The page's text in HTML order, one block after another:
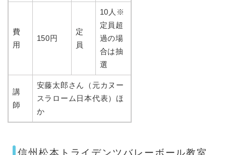
費
用
150円
定
員
10人※
定員超
過の場
合は抽
選
講
師
安藤太郎さん（元カヌー
スラローム日本代表）ほ
か
信州松本トライデンツバレーボール教室